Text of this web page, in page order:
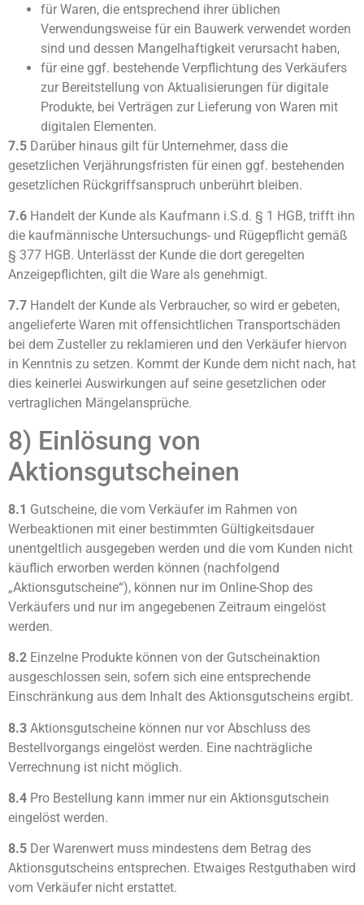
für Waren, die entsprechend ihrer üblichen
Verwendungsweise für ein Bauwerk verwendet worden
sind und dessen Mangelhaftigkeit verursacht haben,
für eine ggf. bestehende Verpflichtung des Verkäufers
zur Bereitstellung von Aktualisierungen für digitale
Produkte, bei Verträgen zur Lieferung von Waren mit
digitalen Elementen.
7.5 Darüber hinaus gilt für Unternehmer, dass die
gesetzlichen Verjährungsfristen für einen ggf. bestehenden
gesetzlichen Rückgriffsanspruch unberührt bleiben.
7.6 Handelt der Kunde als Kaufmann i.S.d. § 1 HGB, trifft ihn
die kaufmännische Untersuchungs- und Rügepflicht gemäß
§ 377 HGB. Unterlässt der Kunde die dort geregelten
Anzeigepflichten, gilt die Ware als genehmigt.
7.7 Handelt der Kunde als Verbraucher, so wird er gebeten,
angelieferte Waren mit offensichtlichen Transportschäden
bei dem Zusteller zu reklamieren und den Verkäufer hiervon
in Kenntnis zu setzen. Kommt der Kunde dem nicht nach, hat
dies keinerlei Auswirkungen auf seine gesetzlichen oder
vertraglichen Mängelansprüche.
8) Einlösung von
Aktionsgutscheinen
8.1 Gutscheine, die vom Verkäufer im Rahmen von
Werbeaktionen mit einer bestimmten Gültigkeitsdauer
unentgeltlich ausgegeben werden und die vom Kunden nicht
käuflich erworben werden können (nachfolgend
„Aktionsgutscheine“), können nur im Online-Shop des
Verkäufers und nur im angegebenen Zeitraum eingelöst
werden.
8.2 Einzelne Produkte können von der Gutscheinaktion
ausgeschlossen sein, sofern sich eine entsprechende
Einschränkung aus dem Inhalt des Aktionsgutscheins ergibt.
8.3 Aktionsgutscheine können nur vor Abschluss des
Bestellvorgangs eingelöst werden. Eine nachträgliche
Verrechnung ist nicht möglich.
8.4 Pro Bestellung kann immer nur ein Aktionsgutschein
eingelöst werden.
8.5 Der Warenwert muss mindestens dem Betrag des
Aktionsgutscheins entsprechen. Etwaiges Restguthaben wird
vom Verkäufer nicht erstattet.